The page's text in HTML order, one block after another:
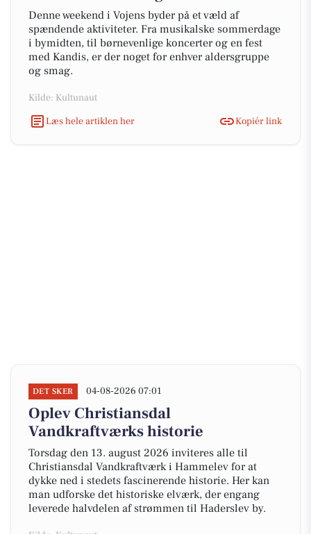
Denne weekend i Vojens byder på et væld af
spændende aktiviteter. Fra musikalske sommerdage
i bymidten, til børnevenlige koncerter og en fest
med Kandis, er der noget for enhver aldersgruppe
og smag.
Kilde: Kultunaut
Læs hele artiklen her
Kopiér link
DET SKER 04-08-2026 07:01
Oplev Christiansdal
Vandkraftværks historie
Torsdag den 13. august 2026 inviteres alle til
Christiansdal Vandkraftværk i Hammelev for at
dykke ned i stedets fascinerende historie. Her kan
man udforske det historiske elværk, der engang
leverede halvdelen af strømmen til Haderslev by.